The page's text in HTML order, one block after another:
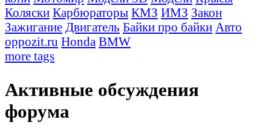
Коляски Карбюраторы КМЗ ИМЗ Закон
Зажигание Двигатель Байки про байки Авто
oppozit.ru Honda BMW
more tags
Активные обсуждения
форума